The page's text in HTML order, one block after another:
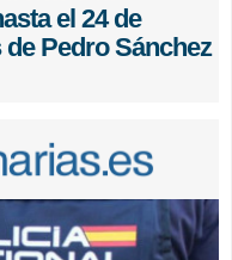
el 24 de
Pedro Sánchez